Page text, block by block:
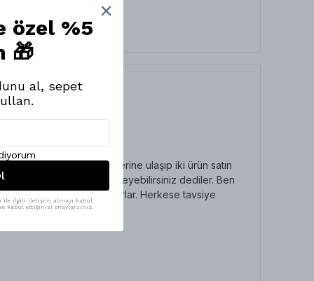
hatta telefonla kendilerine ulaşıp iki ürün satın
yok ikisini de serip deneyebilirsiniz dediler. Ben
o kadar paralar döküyorlar. Herkese tavsiye
özel %5
🎁
al, sepet
ile ilgili iletişim almayı kabul
kabul ettiğinizi onaylarsınız.